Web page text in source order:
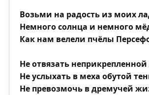
Возьми на радость из моих
Немного солнца и немного
Как нам велели пчёлы
Не отвязать
Не услыхать в меха обутой
Не превозмочь в дремучей